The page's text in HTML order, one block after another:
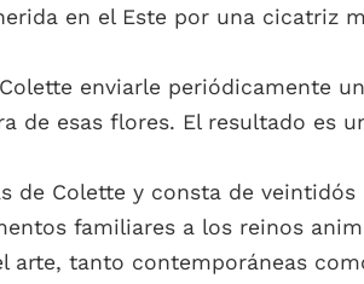
en el Este por una cicatriz
enviarle periódicamente
de esas flores. El resultado es
de Colette y consta de
familiares a los reinos
tanto contemporáneas